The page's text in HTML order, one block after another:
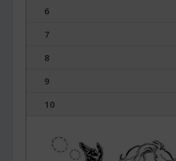
6
7
8
9
10